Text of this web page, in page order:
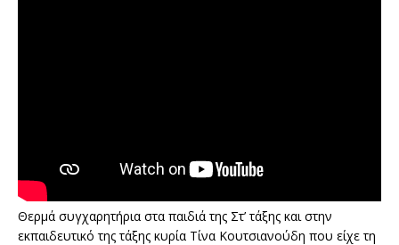
Θερμά συγχαρητήρια στα παιδιά της Στ’ τάξης και στην
εκπαιδευτικό της τάξης κυρία Τίνα Κουτσιανούδη που είχε τη